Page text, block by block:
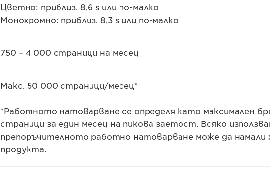
Цветно: приблиз. 8,6 s или по-малко
Монохромно: приблиз. 8,3 s или по-малко
750 – 4 000 страници на месец
Макс. 50 000 страници/месец*
*Работното натоварване се определя като максимален
страници за един месец на пикова заетост. Всяко
препоръчителното работно натоварване може да намали
продукта.